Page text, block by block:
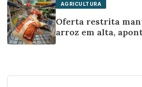
AGRICULTURA
Oferta restrita
arroz em alta,